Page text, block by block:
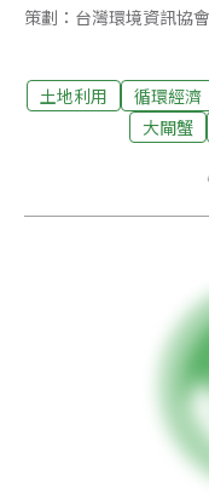
策劃：台灣環境資訊協
土地利用 循環經濟
大閘蟹